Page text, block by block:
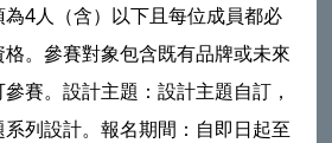
4人（含）以下且每位成員都必
。參賽對象包含既有品牌或未來
賽。設計主題：設計主題自訂，
列設計。報名期間：自即日起至